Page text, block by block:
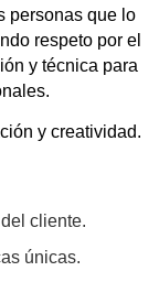
personas que lo
respeto por el
y técnica para
y creatividad.
cliente.
únicas.